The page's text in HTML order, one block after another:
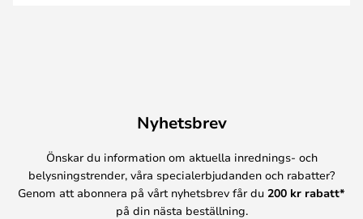
Nyhetsbrev
Önskar du information om aktuella inrednings- och
belysningstrender, våra specialerbjudanden och rabatter?
Genom att abonnera på vårt nyhetsbrev får du 200 kr rabatt*
på din nästa beställning.